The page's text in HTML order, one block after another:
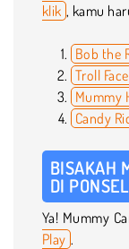
klik , kamu
Bob the
Troll
Mummy
Candy
BISAKAH
DI
Ya! Mummy
Play .